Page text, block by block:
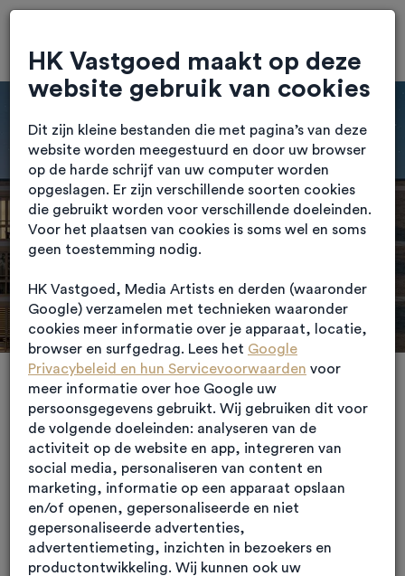
Zorgvastgoed: Een
toekomstige investering
HK Vastgoed maakt op deze
website gebruik van cookies
Dit zijn kleine bestanden die met pagina’s van deze
website worden meegestuurd en door uw browser
op de harde schrijf van uw computer worden
opgeslagen. Er zijn verschillende soorten cookies
die gebruikt worden voor verschillende doeleinden.
Voor het plaatsen van cookies is soms wel en soms
geen toestemming nodig.
HK Vastgoed, Media Artists en derden (waaronder
Google) verzamelen met technieken waaronder
cookies meer informatie over je apparaat, locatie,
browser en surfgedrag. Lees het Google
Privacybeleid en hun Servicevoorwaarden voor
meer informatie over hoe Google uw
persoonsgegevens gebruikt. Wij gebruiken dit voor
de volgende doeleinden: analyseren van de
activiteit op de website en app, integreren van
social media, personaliseren van content en
marketing, informatie op een apparaat opslaan
en/of openen, gepersonaliseerde en niet
gepersonaliseerde advertenties,
advertentiemeting, inzichten in bezoekers en
productontwikkeling. Wij kunnen ook uw